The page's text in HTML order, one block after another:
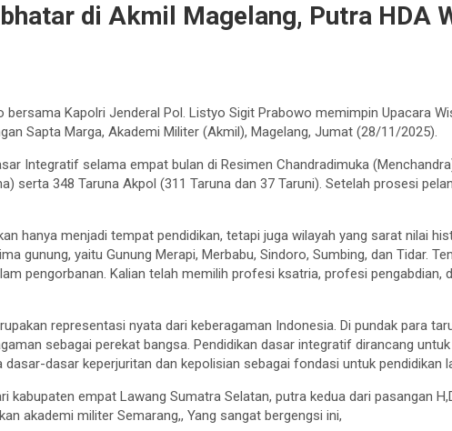
di Akmil Magelang, Putra HDA
Kapolri Jenderal Pol. Listyo Sigit Prabowo memimpin Upacara
Sapta Marga, Akademi Militer (Akmil), Magelang, Jumat (28/11/2025).
Integratif selama empat bulan di Resimen Chandradimuka
serta 348 Taruna Akpol (311 Taruna dan 37 Taruni). Setelah prosesi
hanya menjadi tempat pendidikan, tetapi juga wilayah yang sarat nilai
gunung, yaitu Gunung Merapi, Merbabu, Sindoro, Sumbing, dan Tidar.
pengorbanan. Kalian telah memilih profesi ksatria, profesi pengabdian,
representasi nyata dari keberagaman Indonesia. Di pundak para
sebagai perekat bangsa. Pendidikan dasar integratif dirancang
dasar keperjuritan dan kepolisian sebagai fondasi untuk pendidikan
empat Lawang Sumatra Selatan, putra kedua dari pasangan
akademi militer Semarang,, Yang sangat bergengsi ini,